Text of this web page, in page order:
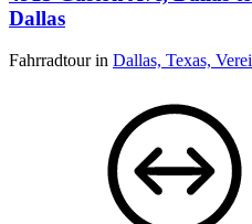
Dallas
Fahrradtour in Dallas, Texas,